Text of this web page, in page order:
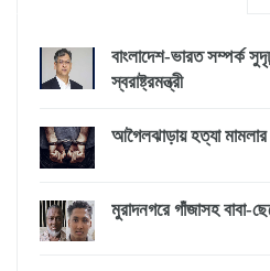
বাংলাদেশ-ভারত সম্পর্ক
স্বরাষ্ট্রমন্ত্রী
আগৈলঝাড়ায় হত্যা
মুরাদনগরে গাঁজাসহ বাবা-